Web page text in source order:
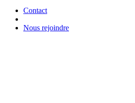
Contact
Nous rejoindre